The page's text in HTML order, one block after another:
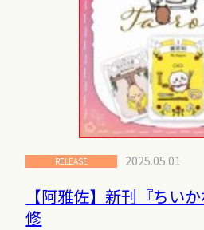
RELEASE 2025.05.01
【阿雅佐】新刊『ちい
修